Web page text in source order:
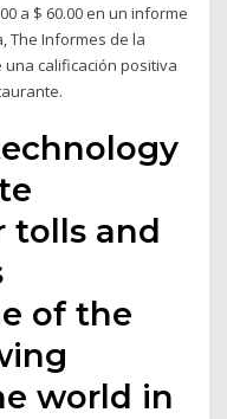
a $ 60.00 en un informe
The Informes de la
una calificación positiva
tolls and
of the
world in